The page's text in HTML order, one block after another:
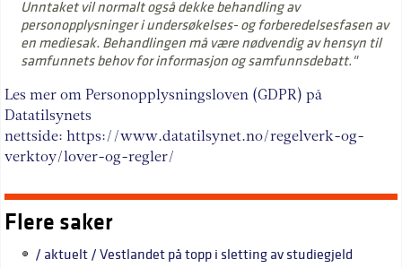
Unntaket vil normalt også dekke behandling av
personopplysninger i undersøkelses- og forberedelsesfasen av
en mediesak. Behandlingen må være nødvendig av hensyn til
samfunnets behov for informasjon og samfunnsdebatt."
Les mer om Personopplysningsloven (GDPR) på
Datatilsynets
nettside: https://www.datatilsynet.no/regelverk-og-
verktoy/lover-og-regler/
Flere saker
/ aktuelt / Vestlandet på topp i sletting av studiegjeld